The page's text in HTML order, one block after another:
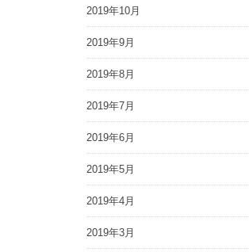
2019年10月
2019年9月
2019年8月
2019年7月
2019年6月
2019年5月
2019年4月
2019年3月